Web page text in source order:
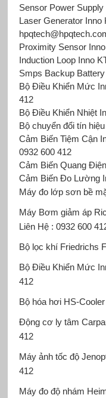
Sensor Power
Laser Generator
Proximity Sensor
Induction Loop Inno
Smps Backup
Bộ Điều Khiển Mức
412
Bộ Điều Khiển Nhiệt
Bộ chuyển đổi tín
Cảm Biến Tiệm Cận
0932 600 412
Cảm Biến Quang
Cảm Biến Đo Lường
Máy đo lớp sơn bề
Máy Bơm giảm áp
Liên Hệ : 0932 600
Bộ lọc khí Friedrichs
Bộ Điều Khiển Mức
412
Bộ hóa hơi HS-Cooler
Động cơ ly tâm
412
Máy ảnh tốc độ
412
Máy đo độ nhám